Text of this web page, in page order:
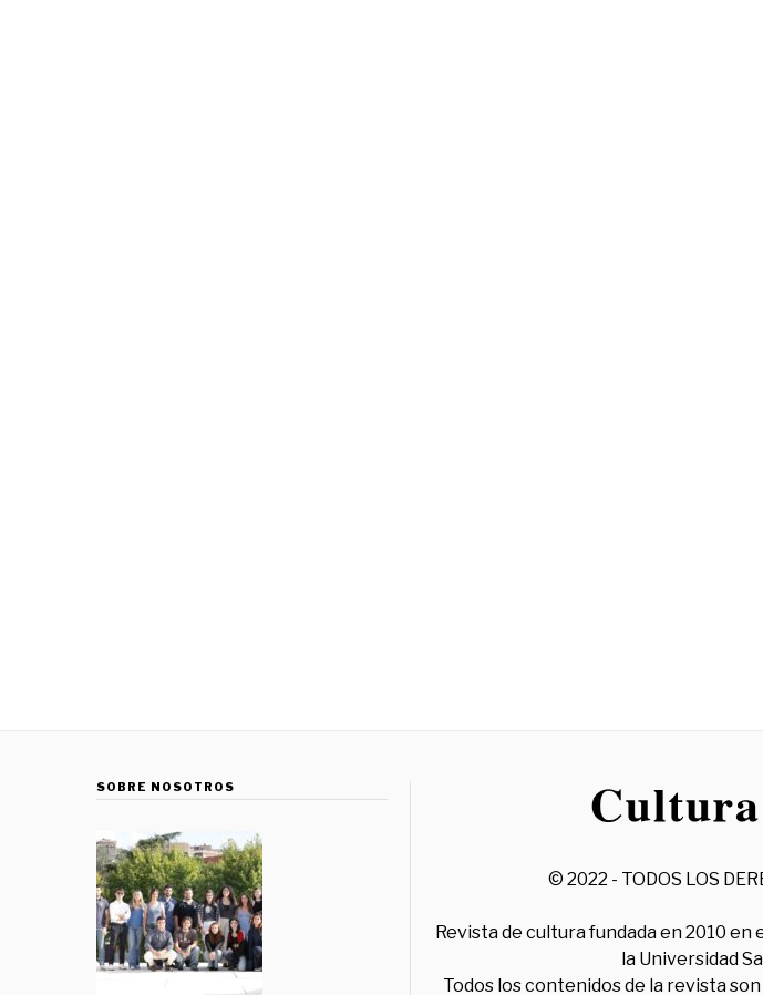
SOBRE NOSOTROS
© 2022 - TODOS LOS
Revista de cultura fundada en 2010
la Universidad
Todos los contenidos de la revista